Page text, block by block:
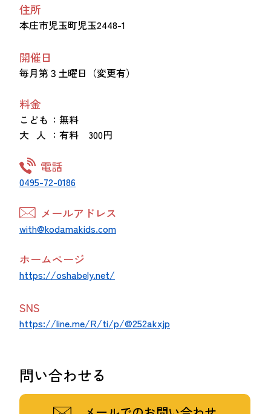
住所
本庄市児玉町児玉2448-1
開催日
毎月第３土曜日（変更有）
料金
こども ：無料
大 人 ：有料 300円
電話
0495-72-0186
メールアドレス
with@kodamakids.com
ホームページ
https://oshabely.net/
SNS
https://line.me/R/ti/p/@252akxjp
問い合わせる